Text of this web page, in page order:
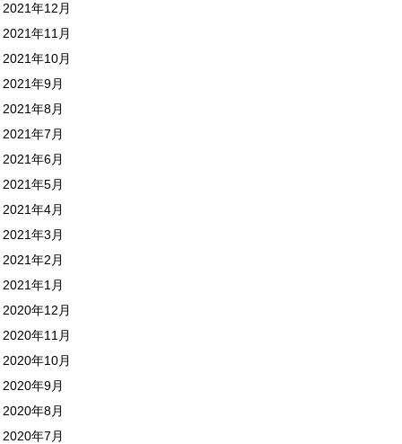
2021年12月
2021年11月
2021年10月
2021年9月
2021年8月
2021年7月
2021年6月
2021年5月
2021年4月
2021年3月
2021年2月
2021年1月
2020年12月
2020年11月
2020年10月
2020年9月
2020年8月
2020年7月